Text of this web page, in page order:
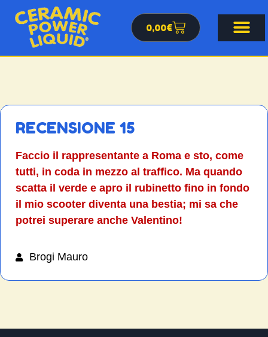
0,00€
RECENSIONE 15
Faccio il rappresentante a Roma e sto, come
tutti, in coda in mezzo al traffico. Ma quando
scatta il verde e apro il rubinetto fino in fondo
il mio scooter diventa una bestia; mi sa che
potrei superare anche Valentino!
Brogi Mauro